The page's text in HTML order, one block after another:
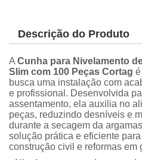
Descrição do Produto
A Cunha para Nivelamento
Slim com 100 Peças Cortag
busca uma instalação com
e profissional. Desenvolvida
assentamento, ela auxilia no
peças, reduzindo desníveis e
durante a secagem da
solução prática e eficiente
construção civil e reformas em